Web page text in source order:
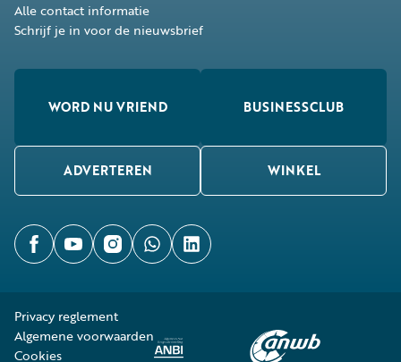
Alle contact informatie
Schrijf je in voor de nieuwsbrief
WORD NU VRIEND BUSINESSCLUB
ADVERTEREN WINKEL
Privacy reglement
Algemene voorwaarden
Cookies